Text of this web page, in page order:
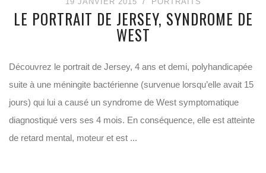
LE PORTRAIT DE JERSEY, SYNDROME DE
WEST
Découvrez le portrait de Jersey, 4 ans et demi, polyhandicapée
suite à une méningite bactérienne (survenue lorsqu’elle avait 15
jours) qui lui a causé un syndrome de West symptomatique
diagnostiqué vers ses 4 mois. En conséquence, elle est atteinte
de retard mental, moteur et est ...